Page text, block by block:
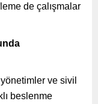
de çalışmalar
ve sivil
beslenme